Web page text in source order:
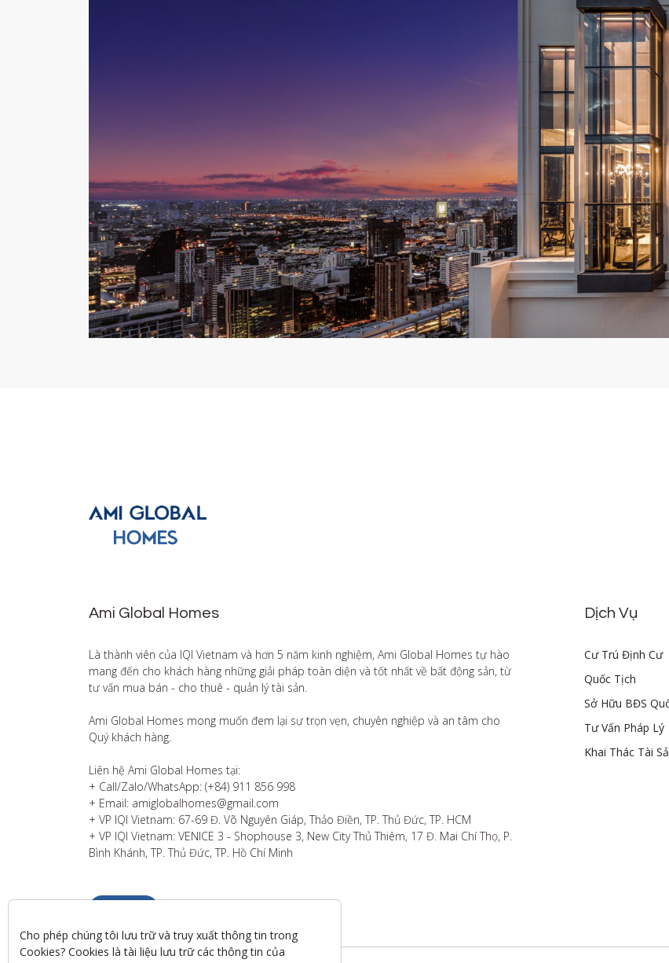
Ami Global Homes
Là thành viên của IQI Vietnam và hơn 5 năm kinh nghiệm, Ami Global Homes tự hào
mang đến cho khách hàng những giải pháp toàn diện và tốt nhất về bất động sản, từ
tư vấn mua bán - cho thuê - quản lý tài sản.
Ami Global Homes mong muốn đem lại sự trọn vẹn, chuyên nghiệp và an tâm cho
Quý khách hàng.
Liên hệ Ami Global Homes tại:
+ Call/Zalo/WhatsApp: (+84) 911 856 998
+ Email: amiglobalhomes@gmail.com
+ VP IQI Vietnam: 67-69 Đ. Võ Nguyên Giáp, Thảo Điền, TP. Thủ Đức, TP. HCM
+ VP IQI Vietnam: VENICE 3 - Shophouse 3, New City Thủ Thiêm, 17 Đ. Mai Chí Thọ, P.
Bình Khánh, TP. Thủ Đức, TP. Hồ Chí Minh
Dịch Vụ
Cư Trú Định Cư
Quốc Tịch
Sở Hữu BĐS
Tư Vấn Pháp Lý
Khai Thác Tài
Cho phép chúng tôi lưu trữ và truy xuất thông tin trong
Cookies? Cookies là tài liệu lưu trữ các thông tin của